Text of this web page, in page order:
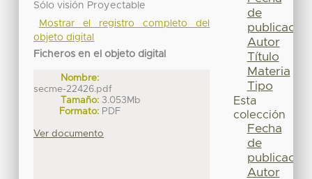
Sólo visión Proyectable
Mostrar el registro completo del
objeto digital
Ficheros en el objeto digital
Nombre:
secme-22426.pdf
Tamaño: 3.053Mb
Formato: PDF
Ver documento
de
publicación
Autor
Título
Materia
Tipo
Esta
colección
Fecha
de
publicación
Autor